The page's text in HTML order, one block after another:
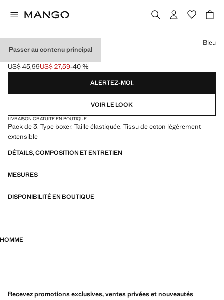
Passer au contenu principal
LOT 3 BOXERS COTON
Prix initial barré [US$ 45,99 ]
US$ 45,99
Prix actuel [US$ 27,59 ]
US$ 27,59-40 %
Choisissez une couleur
Bleu
ALERTEZ-MOI.
VOIR LE LOOK
LIVRAISON GRATUITE EN BOUTIQUE
Pack de 3. Type boxer. Taille élastiquée. Tissu de coton légèrement
extensible
DÉTAILS, COMPOSITION ET ENTRETIEN
MESURES
DISPONIBILITÉ EN BOUTIQUE
HOMME
Recevez promotions exclusives, ventes privées et nouveautés